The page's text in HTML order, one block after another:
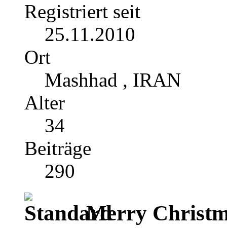
Registriert seit
25.11.2010
Ort
Mashhad , IRAN
Alter
34
Beiträge
290
Merry